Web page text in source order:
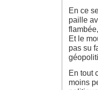
En ce
paille
Et le
pas su
En tout
moins